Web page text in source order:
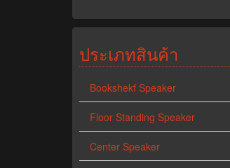
ประเภทสินค้า
Bookshekf Speaker
Floor Standing Speaker
Center Speaker